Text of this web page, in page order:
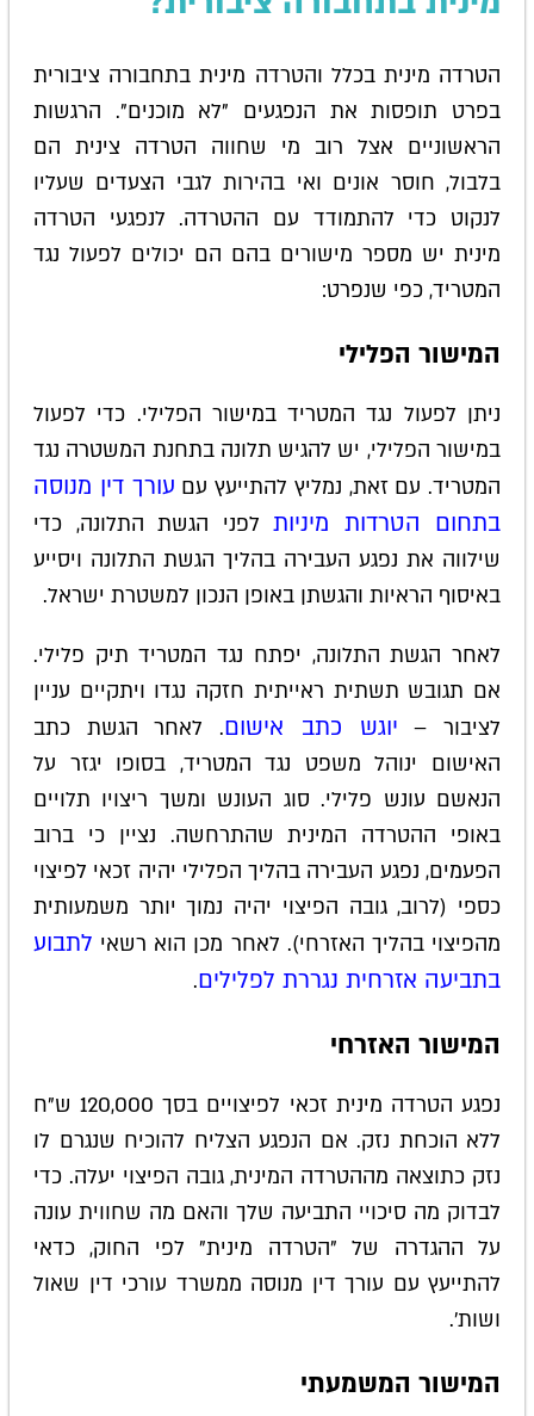
הטרדה מינית בכלל והטרדה מינית בתחבורה ציבורית
בפרט תופסות את הנפגעים "לא מוכנים". הרגשות
הראשוניים אצל רוב מי שחווה הטרדה צינית הם
בלבול, חוסר אונים ואי בהירות לגבי הצעדים שעליו
לנקוט כדי להתמודד עם ההטרדה. לנפגעי הטרדה
מינית יש מספר מישורים בהם הם יכולים לפעול נגד
המטריד, כפי שנפרט:
המישור הפלילי
ניתן לפעול נגד המטריד במישור הפלילי. כדי לפעול
במישור הפלילי, יש להגיש תלונה בתחנת המשטרה נגד
המטריד. עם זאת, נמליץ להתייעץ עם עורך דין מנוסה
בתחום הטרדות מיניות לפני הגשת התלונה, כדי
שילווה את נפגע העבירה בהליך הגשת התלונה ויסייע
באיסוף הראיות והגשתן באופן הנכון למשטרת ישראל.
לאחר הגשת התלונה, יפתח נגד המטריד תיק פלילי.
אם תגובש תשתית ראייתית חזקה נגדו ויתקיים עניין
לציבור – יוגש כתב אישום. לאחר הגשת כתב
האישום ינוהל משפט נגד המטריד, בסופו יגזר על
הנאשם עונש פלילי. סוג העונש ומשך ריצויו תלויים
באופי ההטרדה המינית שהתרחשה. נציין כי ברוב
הפעמים, נפגע העבירה בהליך הפלילי יהיה זכאי לפיצוי
כספי (לרוב, גובה הפיצוי יהיה נמוך יותר משמעותית
מהפיצוי בהליך האזרחי). לאחר מכן הוא רשאי לתבוע
בתביעה אזרחית נגררת לפלילים.
המישור האזרחי
נפגע הטרדה מינית זכאי לפיצויים בסך 120,000 ש"ח
ללא הוכחת נזק. אם הנפגע הצליח להוכיח שנגרם לו
נזק כתוצאה מההטרדה המינית, גובה הפיצוי יעלה. כדי
לבדוק מה סיכויי התביעה שלך והאם מה שחווית עונה
על ההגדרה של "הטרדה מינית" לפי החוק, כדאי
להתייעץ עם עורך דין מנוסה ממשרד עורכי דין שאול
ושות'.
המישור המשמעתי